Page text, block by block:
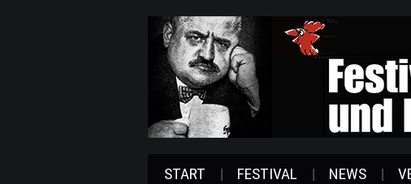
START FESTIVAL NEWS